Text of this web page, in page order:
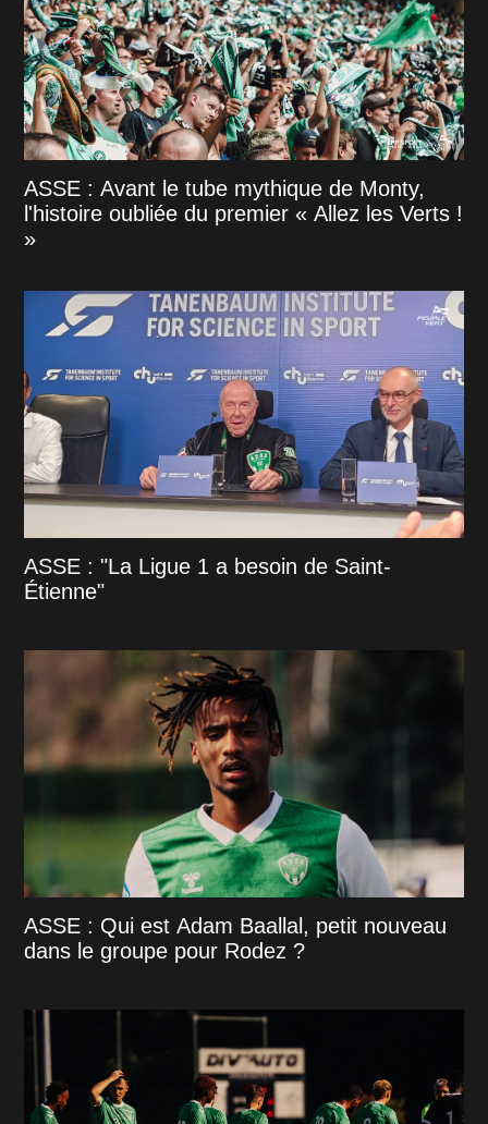
ASSE : Avant le tube mythique de Monty,
l'histoire oubliée du premier « Allez les Verts !
»
ASSE : "La Ligue 1 a besoin de Saint-
Étienne"
ASSE : Qui est Adam Baallal, petit nouveau
dans le groupe pour Rodez ?